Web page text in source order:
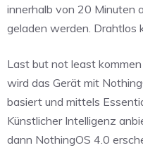
innerhalb von 20 Minuten
geladen werden. Drahtlos
Last but not least
wird das Gerät mit
basiert und mittels
Künstlicher Intelligenz
dann NothingOS 4.0